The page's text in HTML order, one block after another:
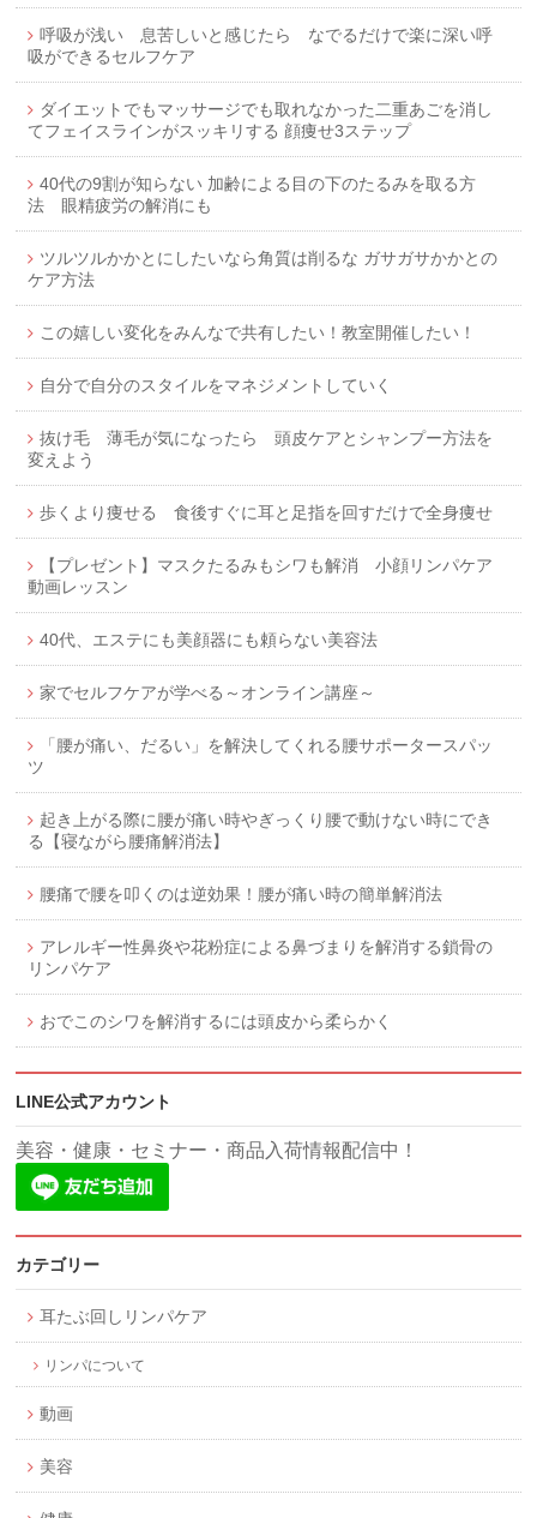
呼吸が浅い 息苦しいと感じたら なでるだけで楽に深い呼
吸ができるセルフケア
ダイエットでもマッサージでも取れなかった二重あごを消し
てフェイスラインがスッキリする 顔痩せ3ステップ
40代の9割が知らない 加齢による目の下のたるみを取る方
法 眼精疲労の解消にも
ツルツルかかとにしたいなら角質は削るな ガサガサかかとの
ケア方法
この嬉しい変化をみんなで共有したい！教室開催したい！
自分で自分のスタイルをマネジメントしていく
抜け毛 薄毛が気になったら 頭皮ケアとシャンプー方法を
変えよう
歩くより痩せる 食後すぐに耳と足指を回すだけで全身痩せ
【プレゼント】マスクたるみもシワも解消 小顔リンパケア
動画レッスン
40代、エステにも美顔器にも頼らない美容法
家でセルフケアが学べる～オンライン講座～
「腰が痛い、だるい」を解決してくれる腰サポータースパッ
ツ
起き上がる際に腰が痛い時やぎっくり腰で動けない時にでき
る【寝ながら腰痛解消法】
腰痛で腰を叩くのは逆効果！腰が痛い時の簡単解消法
アレルギー性鼻炎や花粉症による鼻づまりを解消する鎖骨の
リンパケア
おでこのシワを解消するには頭皮から柔らかく
LINE公式アカウント
美容・健康・セミナー・商品入荷情報配信中！
カテゴリー
耳たぶ回しリンパケア
リンパについて
動画
美容